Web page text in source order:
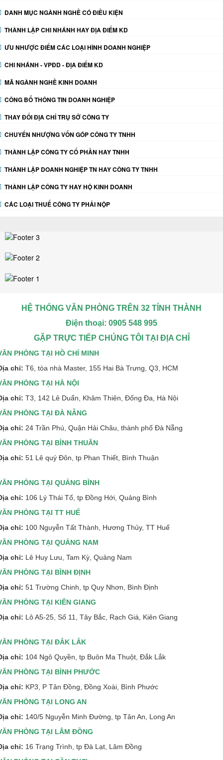
DANH MỤC NGÀNH NGHỀ CÓ ĐIỀU KIỆN
THÀNH LẬP CHI NHÁNH HAY ĐỊA ĐIỂM KD
ƯU NHƯỢC ĐIỂM CÁC LOẠI HÌNH DOANH NGHIỆP
CHI NHÁNH - VPĐD - ĐỊA ĐIỂM KD
MÃ NGÀNH NGHỀ KINH DOANH
CÔNG BỐ THÔNG TIN DOANH NGHIỆP
THAY ĐỔI ĐỊA CHỈ TRỤ SỞ CÔNG TY
CHUYỂN NHƯỢNG VỐN GÓP CÔNG TY TNHH
THÀNH LẬP CÔNG TY CỔ PHẦN HAY TNHH
THÀNH LẬP DOANH NGHIỆP TN HAY CÔNG TY TNHH
THÀNH LẬP CÔNG TY HAY HỘ KINH DOANH
CÁC LOẠI THUẾ CÔNG TY PHẢI NỘP
HỆ THỐNG VĂN PHÒNG TRÊN 32 TỈNH THÀNH
Điện thoại: 0905 548 995
GẶP TRỰC TIẾP CHÚNG TÔI TẠI ĐỊA CHỈ
PHÒNG TẠI HỒ CHÍ MINH
chỉ: T6, tòa nhà Master, 155 Hai Bà Trưng, Q3, HCM
PHÒNG TẠI HÀ NỘI
chỉ: T3, 142 Lê Duẩn, Khâm Thiên, Đống Đa, Hà Nội
PHÒNG TẠI ĐÀ NẴNG
chỉ: 24 Trần Phú, Quận Hải Châu, thành phố Đà Nẵng
PHÒNG TẠI BÌNH THUÂN
chỉ: 51 Lê quý Đôn, tp Phan Thiết, Bình Thuận
PHÒNG TẠI QUẢNG BÌNH
chỉ: 106 Lý Thái Tổ, tp Đồng Hới, Quảng Bình
PHÒNG TẠI TT HUẾ
chỉ: 100 Nguyễn Tất Thành, Hương Thủy, TT Huế
PHÒNG TẠI QUẢNG NAM
chỉ: Lê Huy Lưu, Tam Kỳ, Quảng Nam
PHÒNG TẠI BÌNH ĐỊNH
chỉ: 51 Trường Chinh, tp Quy Nhơn, Bình Định
PHÒNG TẠI KIÊN GIANG
chỉ: Lô A5-25, Số 11, Tây Bắc, Rạch Giá, Kiên Giang
PHÒNG TẠI ĐẮK LẮK
chỉ: 104 Ngô Quyền, tp Buôn Ma Thuột, Đắk Lắk
PHÒNG TẠI BÌNH PHƯỚC
chỉ: KP3, P Tân Đồng, Đồng Xoài, Bình Phước
PHÒNG TẠI LONG AN
chỉ: 140/5 Nguyễn Minh Đường, tp Tân An, Long An
PHÒNG TẠI LÂM ĐỒNG
chỉ: 16 Trạng Trình, tp Đà Lạt, Lâm Đồng